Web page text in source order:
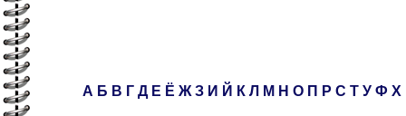
А Б В Г Д Е Ё Ж З И Й К Л М Н О П Р С Т У Ф Х